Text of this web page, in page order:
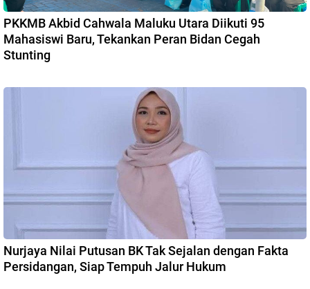
PKKMB Akbid Cahwala Maluku Utara Diikuti 95
Mahasiswi Baru, Tekankan Peran Bidan Cegah
Stunting
Nurjaya Nilai Putusan BK Tak Sejalan dengan Fakta
Persidangan, Siap Tempuh Jalur Hukum